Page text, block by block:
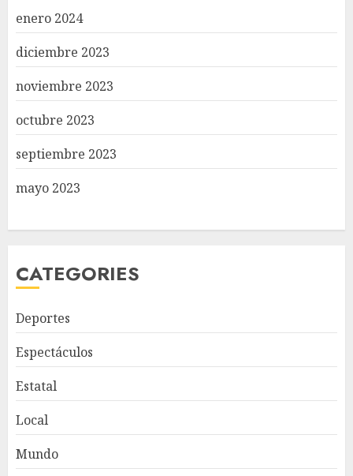
enero 2024
diciembre 2023
noviembre 2023
octubre 2023
septiembre 2023
mayo 2023
CATEGORIES
Deportes
Espectáculos
Estatal
Local
Mundo